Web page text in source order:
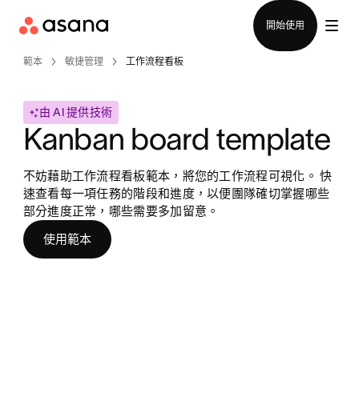
開始使用
範本 敏捷管理 工作流程看板
由 AI 提供技術
Kanban board template
不妨藉助工作流程看板範本，將您的工作流程可視化。 快
速查看每一項任務的階段和進度，以便團隊確切掌握哪些
部分進度正常，哪些需要多加留意。
使用範本